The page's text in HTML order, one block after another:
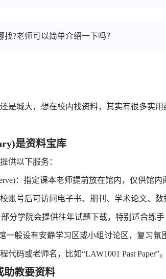
?老师可以简单介绍一下吗？
城大，想在校内找资料，其实有很多实用
是资料宝库
以下服务：
：指定课本老师提前放在馆内，仅供馆内
号后可访问电子书、期刊、学术论文、数
分学院会提供往年试题下载，特别适合练手
般设有安静学习区或小组讨论区，复习氛
或老师名，比如“LAW1001 Past Paper”。
教要资料